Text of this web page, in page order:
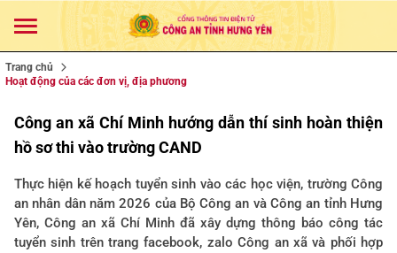
Trang chủ
Hoạt động của các đơn vị, địa phương
Công an xã Chí Minh hướng dẫn thí sinh hoàn thiện
hồ sơ thi vào trường CAND
Thực hiện kế hoạch tuyển sinh vào các học viện, trường Công
an nhân dân năm 2026 của Bộ Công an và Công an tỉnh Hưng
Yên, Công an xã Chí Minh đã xây dựng thông báo công tác
tuyển sinh trên trang facebook, zalo Công an xã và phối hợp